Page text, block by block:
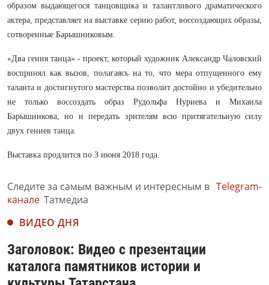
образом выдающегося танцовщика и талантливого драматического
актера, представляет на выставке серию работ, воссоздающих образы,
сотворенные Барышниковым.
«Два гения танца» - проект, который художник Александр Чаловский
воспринял как вызов, полагаясь на то, что мера отпущенного ему
таланта и достигнутого мастерства позволит достойно и убедительно
не только воссоздать образ Рудольфа Нуриева и Михаила
Барышникова, но и передать зрителям всю притягательную силу
двух гениев танца.
Выставка продлится по 3 июня 2018 года.
Следите за самым важным и интересным в Telegram-
канале Татмедиа
ВИДЕО ДНЯ
Заголовок: Видео с презентации
каталога памятников истории и